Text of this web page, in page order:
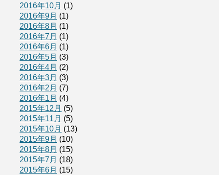
2016年10月 (1)
2016年9月 (1)
2016年8月 (1)
2016年7月 (1)
2016年6月 (1)
2016年5月 (3)
2016年4月 (2)
2016年3月 (3)
2016年2月 (7)
2016年1月 (4)
2015年12月 (5)
2015年11月 (5)
2015年10月 (13)
2015年9月 (10)
2015年8月 (15)
2015年7月 (18)
2015年6月 (15)